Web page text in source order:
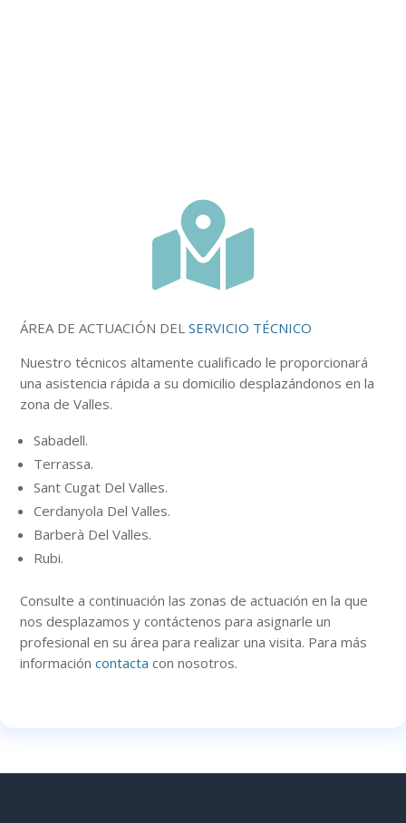

ÁREA DE ACTUACIÓN DELSERVICIO TÉCNICO
Nuestrotécnicos altamente cualificado le proporcionará
una asistencia rápida a su domicilio desplazándonos en la
zona de Valles.
Sabadell.
Terrassa.
Sant Cugat Del Valles.
Cerdanyola Del Valles.
Barberà Del Valles.
Rubi.
Consulte a continuaciónlas zonas de actuación en la que
nos desplazamos y contáctenos para asignarle un
profesional en su área para realizar una visita. Para más
informacióncontacta con nosotros.